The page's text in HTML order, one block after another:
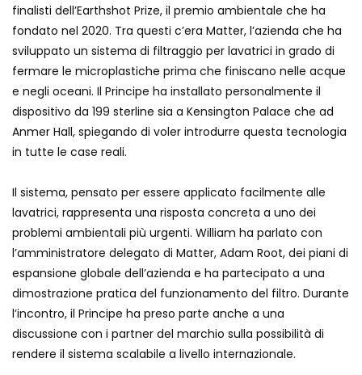
finalisti dell’Earthshot Prize, il premio ambientale che ha
fondato nel 2020. Tra questi c’era Matter, l’azienda che ha
sviluppato un sistema di filtraggio per lavatrici in grado di
fermare le microplastiche prima che finiscano nelle acque
e negli oceani. Il Principe ha installato personalmente il
dispositivo da 199 sterline sia a Kensington Palace che ad
Anmer Hall, spiegando di voler introdurre questa tecnologia
in tutte le case reali.
Il sistema, pensato per essere applicato facilmente alle
lavatrici, rappresenta una risposta concreta a uno dei
problemi ambientali più urgenti. William ha parlato con
l’amministratore delegato di Matter, Adam Root, dei piani di
espansione globale dell’azienda e ha partecipato a una
dimostrazione pratica del funzionamento del filtro. Durante
l’incontro, il Principe ha preso parte anche a una
discussione con i partner del marchio sulla possibilità di
rendere il sistema scalabile a livello internazionale.